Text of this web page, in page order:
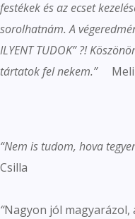
festékek és az ecset
sorolhatnám.A
ILYENT TUDOK” ?!
tártatok fel nekem.”
“Nem is tudom, hova
Csilla
“Nagyon jól